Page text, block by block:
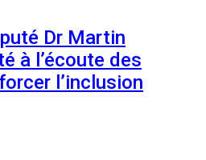
Dr Martin
à l’écoute des
l’inclusion